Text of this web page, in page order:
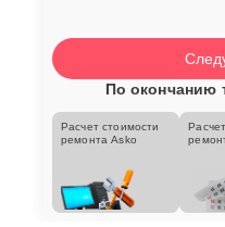
По окончанию
Расчет стоимости
ремонта Asko